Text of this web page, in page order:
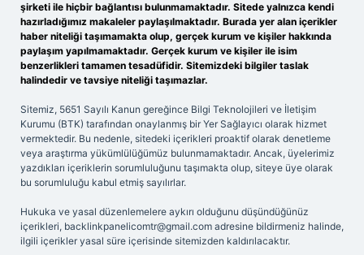
şirketi ile hiçbir bağlantısı bulunmamaktadır. Sitede yalnızca kendi
hazırladığımız makaleler paylaşılmaktadır. Burada yer alan içerikler
haber niteliği taşımamakta olup, gerçek kurum ve kişiler hakkında
paylaşım yapılmamaktadır. Gerçek kurum ve kişiler ile isim
benzerlikleri tamamen tesadüfidir. Sitemizdeki bilgiler taslak
halindedir ve tavsiye niteliği taşımazlar.
Sitemiz, 5651 Sayılı Kanun gereğince Bilgi Teknolojileri ve İletişim
Kurumu (BTK) tarafından onaylanmış bir Yer Sağlayıcı olarak hizmet
vermektedir. Bu nedenle, sitedeki içerikleri proaktif olarak denetleme
veya araştırma yükümlülüğümüz bulunmamaktadır. Ancak, üyelerimiz
yazdıkları içeriklerin sorumluluğunu taşımakta olup, siteye üye olarak
bu sorumluluğu kabul etmiş sayılırlar.
Hukuka ve yasal düzenlemelere aykırı olduğunu düşündüğünüz
içerikleri, backlinkpanelicomtr@gmail.com adresine bildirmeniz halinde,
ilgili içerikler yasal süre içerisinde sitemizden kaldırılacaktır.